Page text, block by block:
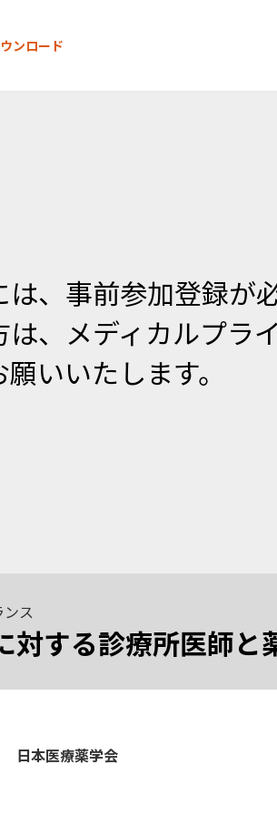
ンロード
、事前参加登録が必
、メディカルプラ
いいたします。
ス
対する診療所医師と
日本医療薬学会